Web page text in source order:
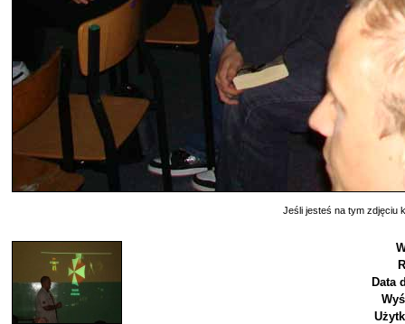
Jeśli jesteś na tym zdjęciu
Data